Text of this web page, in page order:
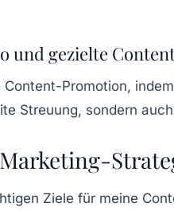
und gezielte
Promotion,
Streuung, sondern
Ziele für meine